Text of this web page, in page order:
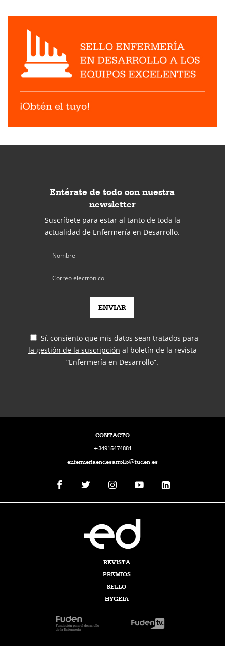
Entérate de todo con nuestra
newsletter
Suscríbete para estar al tanto de toda la
actualidad de Enfermería en Desarrollo.
Sí, consiento que mis datos sean tratados para
la gestión de la suscripción al boletín de la revista
“Enfermería en Desarrollo”.
CONTACTO
+34915474881
enfermeriaendesarrollo@fuden.es
REVISTA
PREMIOS
SELLO
HYGEIA